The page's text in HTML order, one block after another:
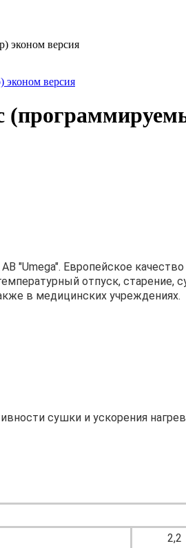
эконом версия
Европейское
отпуск,
в медицинских учреждениях.
сушки и ускорения
2,2